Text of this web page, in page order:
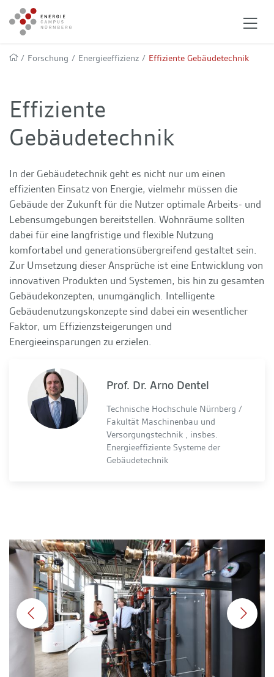
/ Forschung / Energieeffizienz / Effiziente Gebäudetechnik
Effiziente
Gebäudetechnik
In der Gebäudetechnik geht es nicht nur um einen
effizienten Einsatz von Energie, vielmehr müssen die
Gebäude der Zukunft für die Nutzer optimale Arbeits- und
Lebensumgebungen bereitstellen. Wohnräume sollten
dabei für eine langfristige und flexible Nutzung
komfortabel und generationsübergreifend gestaltet sein.
Zur Umsetzung dieser Ansprüche ist eine Entwicklung von
innovativen Produkten und Systemen, bis hin zu gesamten
Gebäudekonzepten, unumgänglich. Intelligente
Gebäudenutzungskonzepte sind dabei ein wesentlicher
Faktor, um Effizienzsteigerungen und
Energieeinsparungen zu erzielen.
Prof. Dr. Arno Dentel
Technische Hochschule Nürnberg /
Fakultät Maschinenbau und
Versorgungstechnik , insbes.
Energieeffiziente Systeme der
Gebäudetechnik